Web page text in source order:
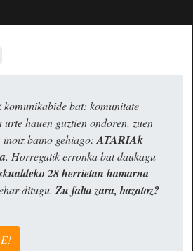
bat: komunitate
urte hauen guztien ondoren, zuen
baino gehiago: ATARIAk
. Horregatik erronka bat daukagu
28 herrietan hamarna
ditugu. Zu falta zara, bazatoz?